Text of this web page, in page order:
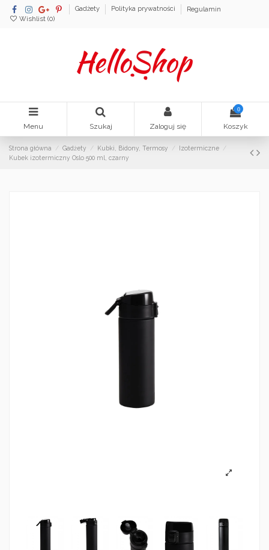
Gadżety Polityka prywatności
Regulamin
Wishlist (0)
Menu Szukaj Zaloguj się
0
Koszyk
Strona główna Gadżety Kubki, Bidony, Termosy
Izotermiczne
Kubek izotermiczny Oslo 500 ml, czarny